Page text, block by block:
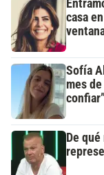
casa
Sofía
mes
confiar”
De